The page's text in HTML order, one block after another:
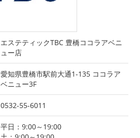
エステティックTBC 豊橋ココラアベニ
ュー店
愛知県豊橋市駅前大通1-135 ココラア
ベニュー3F
0532-55-6011
平日：9:00～19:00